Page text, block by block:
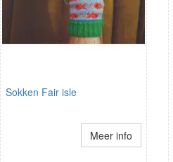
Sokken Fair isle
Meer info